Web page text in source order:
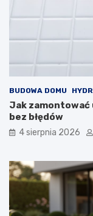
BUDOWA DOMU
Jak
bez błędów
4 sierpnia 2026